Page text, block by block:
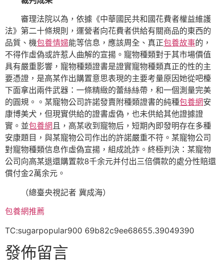
審理法院以為，依據《中華國民共和國花費者權益維護
法》第二十條規則，運營者向花費者供給有關商品的東西的
品質、機包養情婦能等信息，應該周全、真正包養故事的，
不得作虛偽或許惹人曲解的宣揚。寵物種類對于其市場價值
具有嚴重影響，寵物種類證書是證實寵物種類真正的性的主
要憑證，是高某作出購置意思表現的主要考量原因她從吧檯
下面拿出兩件武器：一條精緻的蕾絲絲帶，和一個測量完美
的圓規。。某寵物公司許諾發賣附種類證書的純種包養網安
康博美犬，但現實供給的證書虛偽，也未供給其他證據證
實。並包養網且，高某收到寵物后，短期內即發明存在多種
安康題目，與某寵物公司作出的許諾嚴重不符。某寵物公司
對寵物種類信息作虛偽宣揚，組成訛詐。終極判決：某寵物
公司向高某退還購置款8千余元并付出三倍價款的處分性賠還
償付金2萬余元。
（總臺央視記者 冀成海）
包養網推薦
TC:sugarpopular900 69b82c9ee68655.39049390
發佈留言